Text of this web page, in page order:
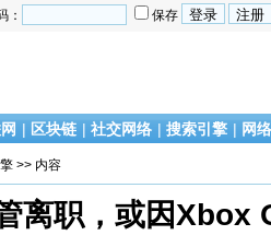
保存
| 区块链 | 社交网络 | 搜索引擎 | 网
>> 内容
离职，或因Xbox